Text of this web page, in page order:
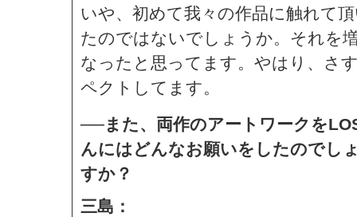
いや、初めて我々の作品に触れて
たのではないでしょうか。それを
なったと思ってます。やはり、さ
ペクトしてます。
──また、両作のアートワークを
んにはどんなお願いをしたので
すか？
三島：